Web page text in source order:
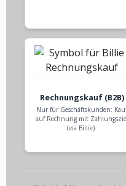
Rechnungskauf (B2B)
Nur für Geschäftskunden:
auf Rechnung mit
(via Billie).